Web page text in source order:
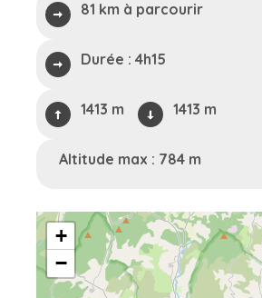
81 km à parcourir
Durée : 4h15
1413 m 1413 m
Altitude max : 784 m
+
−